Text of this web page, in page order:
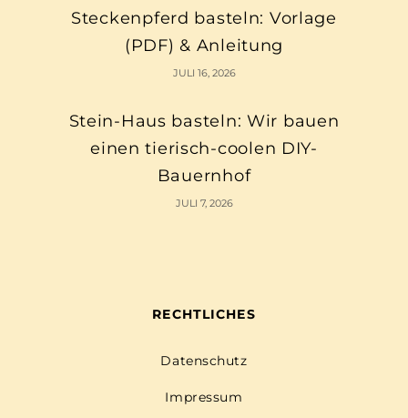
Steckenpferd basteln: Vorlage
(PDF) & Anleitung
JULI 16, 2026
Stein-Haus basteln: Wir bauen
einen tierisch-coolen DIY-
Bauernhof
JULI 7, 2026
RECHTLICHES
Datenschutz
Impressum